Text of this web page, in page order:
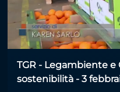
TGR - Legambiente e
sostenibilità - 3